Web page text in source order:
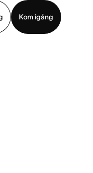
Kom igång